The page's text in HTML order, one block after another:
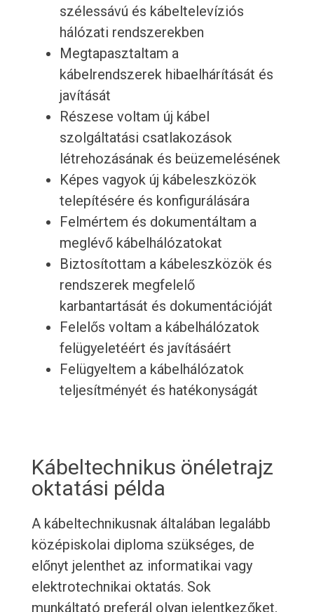
szélessávú és kábeltelevíziós
hálózati rendszerekben
Megtapasztaltam a
kábelrendszerek hibaelhárítását és
javítását
Részese voltam új kábel
szolgáltatási csatlakozások
létrehozásának és beüzemelésének
Képes vagyok új kábeleszközök
telepítésére és konfigurálására
Felmértem és dokumentáltam a
meglévő kábelhálózatokat
Biztosítottam a kábeleszközök és
rendszerek megfelelő
karbantartását és dokumentációját
Felelős voltam a kábelhálózatok
felügyeletéért és javításáért
Felügyeltem a kábelhálózatok
teljesítményét és hatékonyságát
Kábeltechnikus önéletrajz
oktatási példa
A kábeltechnikusnak általában legalább
középiskolai diploma szükséges, de
előnyt jelenthet az informatikai vagy
elektrotechnikai oktatás. Sok
munkáltató preferál olyan jelentkezőket,